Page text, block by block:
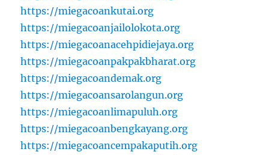
https://miegacoankutai.org
https://miegacoanjailolokota.org
https://miegacoanacehpidiejaya.org
https://miegacoanpakpakbharat.org
https://miegacoandemak.org
https://miegacoansarolangun.org
https://miegacoanlimapuluh.org
https://miegacoanbengkayang.org
https://miegacoancempakaputih.org